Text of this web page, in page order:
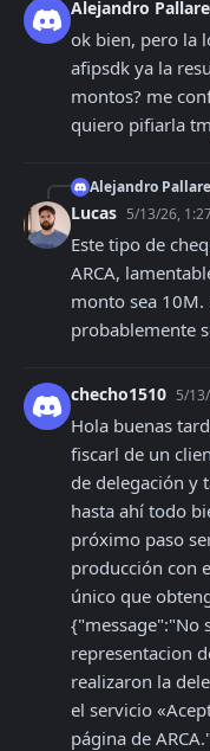
Alejandro
ok bien, pero la
afipsdk ya la
montos? me
quiero pifiarla
Alejandro
Lucas 5/13/26,
Este tipo de
ARCA,
monto sea 10M.
probablemente
checho1510 5/
Hola buenas
fiscarl de un
de delegación y
hasta ahí todo
próximo paso
producción con
único que
{"message":"No
representacion
realizaron la
el servicio
página de